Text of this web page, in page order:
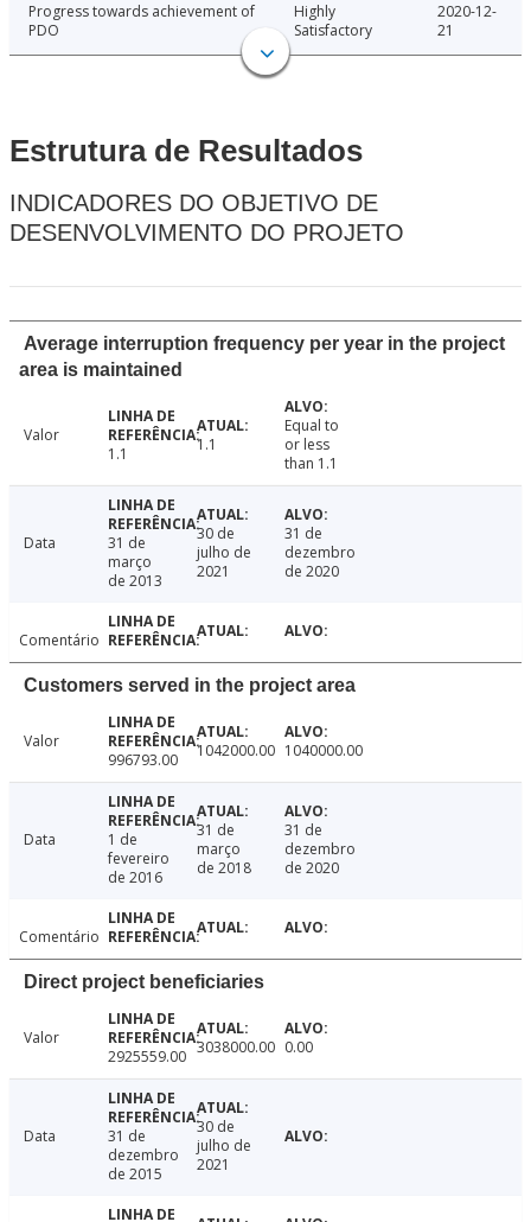
Progress towards achievement of
PDO
Highly
Satisfactory
2020-12-
21
Estrutura de Resultados
INDICADORES DO OBJETIVO DE
DESENVOLVIMENTO DO PROJETO
Average interruption frequency per year in the project
area is maintained
Valor
1.1
1.1
Equal to
or less
than 1.1
Data
31 de
março
de 2013
30 de
julho de
2021
31 de
dezembro
de 2020
Comentário
Customers served in the project area
Valor
996793.00
1042000.00 1040000.00
Data
1 de
fevereiro
de 2016
31 de
março
de 2018
31 de
dezembro
de 2020
Comentário
Direct project beneficiaries
Valor
2925559.00 3038000.00 0.00
Data
31 de
dezembro
de 2015
30 de
julho de
2021